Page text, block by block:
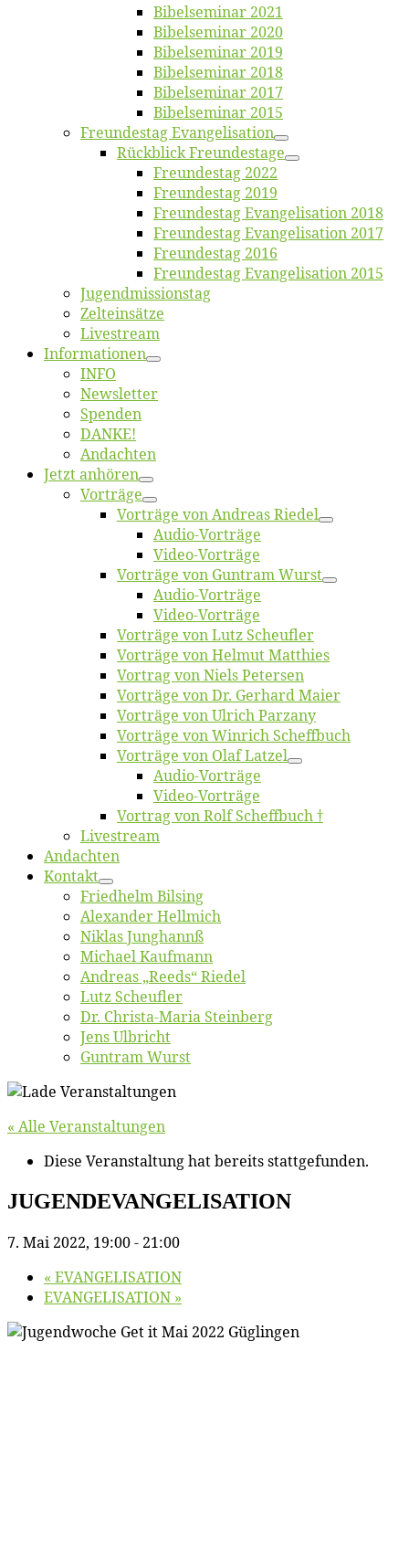
Bi­bel­se­mi­nar 2021
Bi­bel­se­mi­nar 2020
Bi­bel­se­mi­nar 2019
Bi­bel­se­mi­nar 2018
Bibelsemi­nar 2017
Bibelsemi­nar 2015
Freun­des­tag Evangelisation
Rück­blick Freundestage
Freun­des­tag 2022
Freun­des­tag 2019
Freun­des­tag Evan­ge­li­sa­ti­on 2018
Freun­des­tag Evan­ge­li­sa­ti­on 2017
Freun­des­tag 2016
Freun­des­tag Evan­ge­li­sa­ti­on 2015
Jugend­mis­sions­tag
Zelt­ein­sät­ze
Live­stream
Informatio­nen
INFO
News­let­ter
Spen­den
DANKE!
An­dach­ten
Jetzt an­hö­ren
Vor­trä­ge
Vor­trä­ge von An­dre­as Riedel
Au­dio-Vor­trä­ge
Vi­deo-Vor­trä­ge
Vor­trä­ge von Gun­tram Wurst
Au­dio-Vor­trä­ge
Vi­deo-Vor­trä­ge
Vor­trä­ge von Lutz Scheufler
Vor­trä­ge von Hel­mut Matthies
Vor­trag von Niels Petersen
Vor­trä­ge von Dr. Ger­hard Maier
Vor­trä­ge von Ul­rich Parzany
Vor­trä­ge von Win­rich Scheffbuch
Vor­trä­ge von Olaf Latzel
Au­dio-Vor­trä­ge
Vi­deo-Vor­trä­ge
Vor­trag von Rolf Scheffbuch †
Live­stream
An­dach­ten
Kon­takt
Fried­helm Bilsing
Alex­an­der Hellmich
Ni­klas Junghannß
Mi­cha­el Kaufmann
An­dre­as „Reeds“ Riedel
Lutz Scheuf­ler
Dr. Chris­­ta-Ma­ria Steinberg
Jens Ulb­richt
Gun­tram Wurst
« Alle Veranstaltungen
Diese Veranstaltung hat bereits stattgefunden.
JUGENDEVANGELISATION
7. Mai 2022, 19:00- 21:00
« EVANGELISATION
EVANGELISATION »